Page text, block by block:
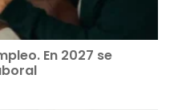
En 2027 se